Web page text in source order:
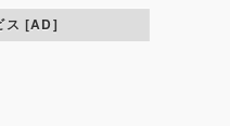
ス [AD]